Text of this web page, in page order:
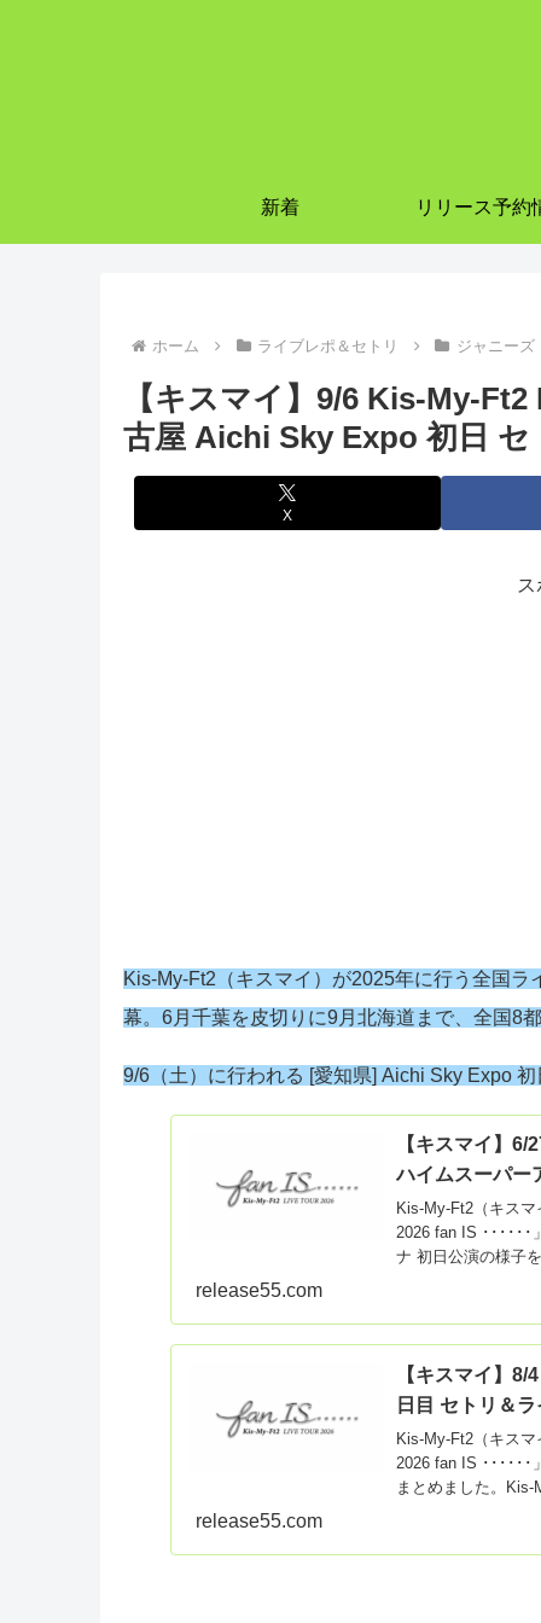
新着 リリース予約
ホーム ライブレポ＆セトリ ジャニーズ
【キスマイ】9/6 Kis-My-
古屋 Aichi Sky Expo 初日
X
Kis-My-Ft2（キスマイ）が2025年に行う全国
幕。6月千葉を皮切りに9月北海道まで、全国8
9/6（土）に行われる [愛知県] Aichi Sky Expo
【キスマイ】
ハイムスーパー
Kis-My-Ft2（キス
2026 fan IS ･･････
ナ 初日公演の様子
release55.com
【キスマイ】
日目 セトリ＆
Kis-My-Ft2（キス
2026 fan IS ･･････
まとめました。Kis-
release55.com